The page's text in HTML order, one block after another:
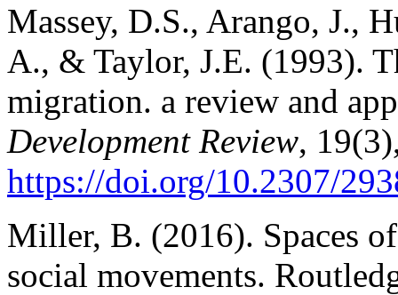
Massey, D.S., Arango, J.,
A., & Taylor, J.E. (1993).
migration. a review and
Development Review,
https://doi.org/10.2307/
Miller, B. (2016). Spaces
social movements.